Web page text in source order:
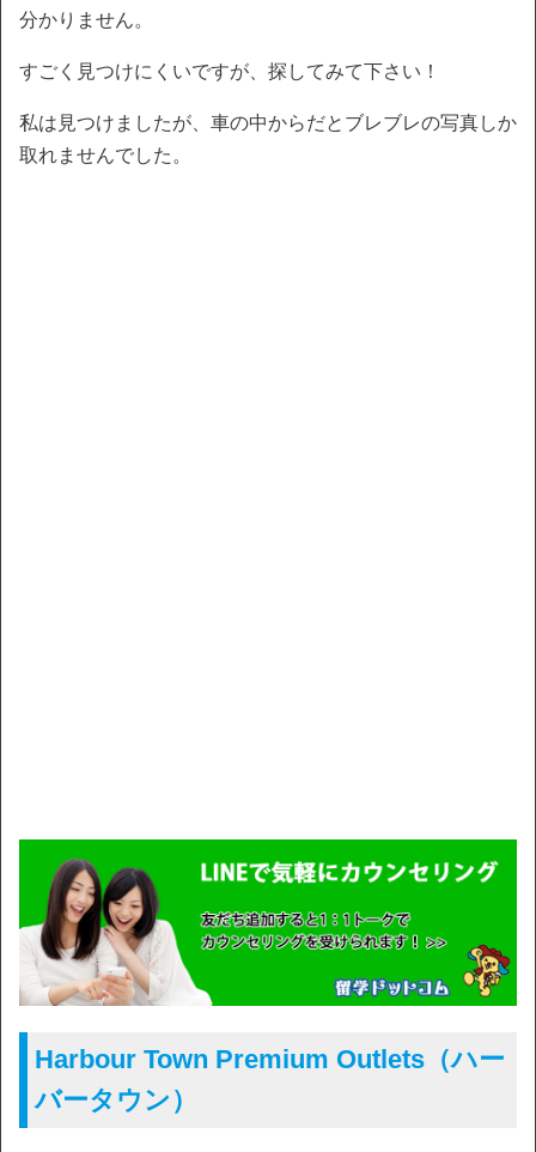
分かりません。
すごく見つけにくいですが、探してみて下さい！
私は見つけましたが、車の中からだとブレブレの写真しか
取れませんでした。
Harbour Town Premium Outlets（ハー
バータウン）